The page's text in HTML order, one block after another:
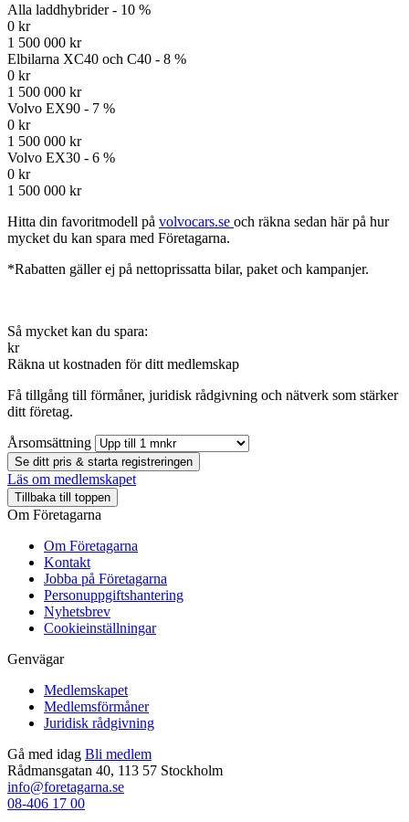
Alla laddhybrider - 10 %
0 kr
1 500 000 kr
Elbilarna XC40 och C40 - 8 %
0 kr
1 500 000 kr
Volvo EX90 - 7 %
0 kr
1 500 000 kr
Volvo EX30 - 6 %
0 kr
1 500 000 kr
Hitta din favoritmodell på volvocars.se och räkna sedan här på hur
mycket du kan spara med Företagarna.
*Rabatten gäller ej på nettoprissatta bilar, paket och kampanjer.
Så mycket kan du spara:
kr
Räkna ut kostnaden för ditt medlemskap
Få tillgång till förmåner, juridisk rådgivning och nätverk som stärker
ditt företag.
Årsomsättning
Se ditt pris & starta registreringen
Läs om medlemskapet
Tillbaka till toppen
Om Företagarna
Om Företagarna
Kontakt
Jobba på Företagarna
Personuppgiftshantering
Nyhetsbrev
Cookieinställningar
Genvägar
Medlemskapet
Medlemsförmåner
Juridisk rådgivning
Gå med idag Bli medlem
Rådmansgatan 40, 113 57 Stockholm
info@foretagarna.se
08-406 17 00